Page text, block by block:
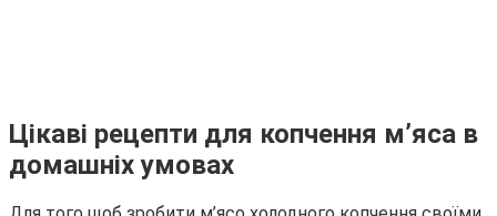
Цікаві рецепти для копчення м’яса в
домашніх умовах